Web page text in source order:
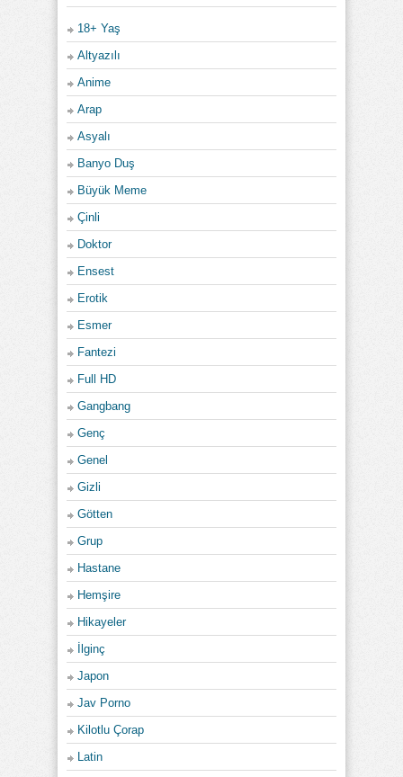
18+ Yaş
Altyazılı
Anime
Arap
Asyalı
Banyo Duş
Büyük Meme
Çinli
Doktor
Ensest
Erotik
Esmer
Fantezi
Full HD
Gangbang
Genç
Genel
Gizli
Götten
Grup
Hastane
Hemşire
Hikayeler
İlginç
Japon
Jav Porno
Kilotlu Çorap
Latin